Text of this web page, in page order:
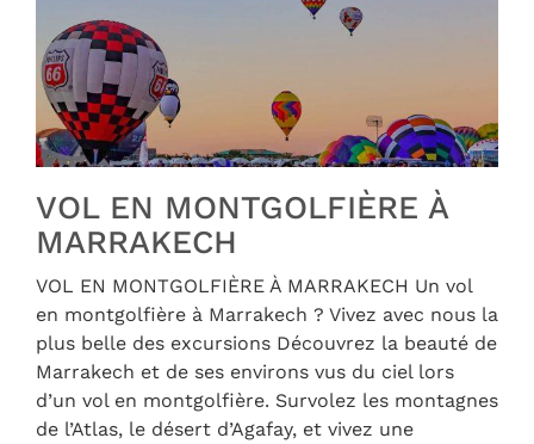
VOL EN MONTGOLFIÈRE À
MARRAKECH
VOL EN MONTGOLFIÈRE À MARRAKECH Un vol
en montgolfière à Marrakech ? Vivez avec nous la
plus belle des excursions Découvrez la beauté de
Marrakech et de ses environs vus du ciel lors
d’un vol en montgolfière. Survolez les montagnes
de l’Atlas, le désert d’Agafay, et vivez une